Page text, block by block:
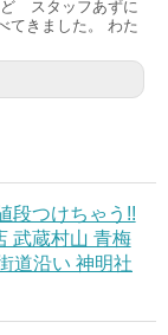
スタッフあずに
てきました。 わた
段つけちゃう!!
武蔵村山 青梅
道沿い 神明社